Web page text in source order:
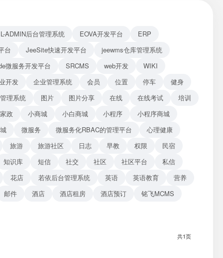
ADMIN后台管理系统 EOVA开发平台
ERP
台
JeeSite快速开发平台
jeewms仓库管理系统
微服务开发平台
SRCMS web开发
WIKI
开发
企业管理系统 会员 位置 停车
健身
理系统
图片 图片分享 在线 在线考试
培训
家政
小商城 小白商城 小程序
小程序商城
微服务 微服务化RBAC的管理平台
心理健康
旅游
旅游社区 日志 早教 权限
民宿
知识库
短信 社交 社区 社区平台
私信
花店
若依后台管理系统 英语 英语教育
营养
邮件
酒店 酒店租房 酒店预订 铭飞MCMS
共1页